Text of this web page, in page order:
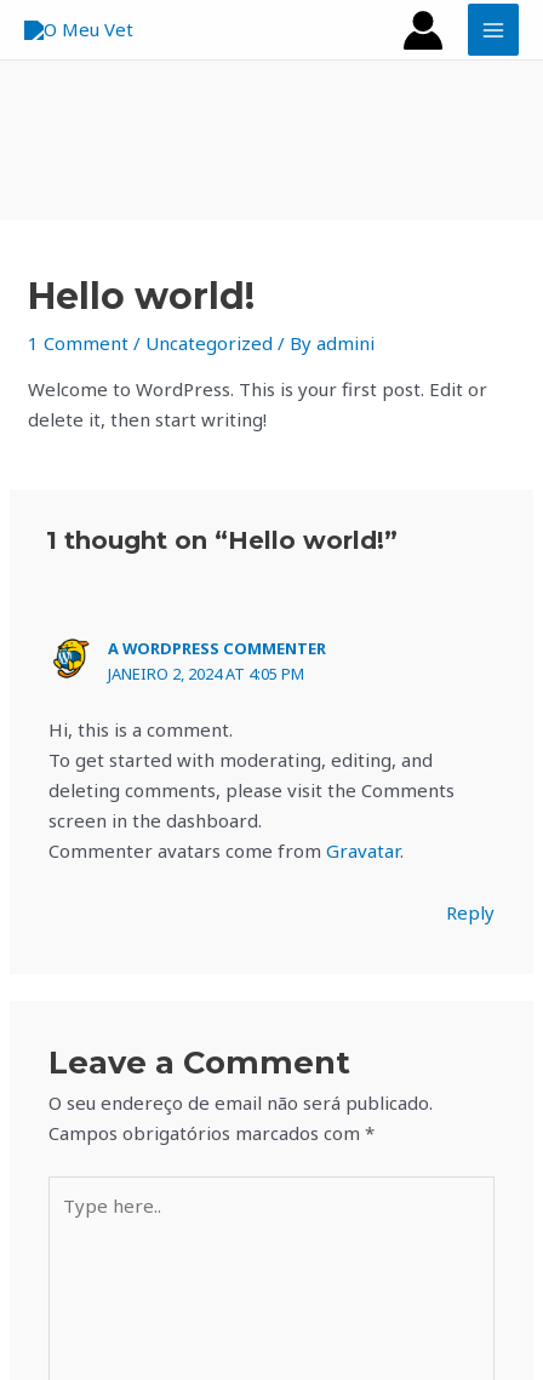
Hello world!
1 Comment / Uncategorized / Byadmini
Welcome to WordPress. This is your first post. Edit or
delete it, then start writing!
1 thought on “Hello world!”
A WORDPRESS COMMENTER
JANEIRO 2, 2024 AT 4:05 PM
Hi, this is a comment.
To get started with moderating, editing, and
deleting comments, please visit the Comments
screen in the dashboard.
Commenter avatars come fromGravatar.
Reply
Leave a Comment
O seu endereço de email não será publicado.
Campos obrigatórios marcados com*
here..